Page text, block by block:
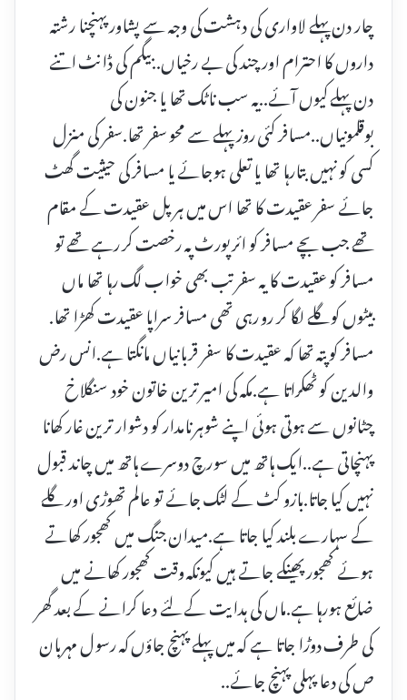
چار دن پہلے لاواری کی دہشت کی وجہ سے پشاور پہنچنا رشتہ
داروں کا احترام اور چند کی بے رخیاں..بیگم کی ڈانٹ اتنے
دن پہلے کیوں آئے..یہ سب ناٹک تھا یا جنون کی
بوقلمونیاں..مسافر کئی روز پہلے سے محو سفر تھا.سفر کی منزل
کسی کو نہیں بتارہا تھا یا تعلی ہوجائے یا مسافر کی حیثیت گھٹ
جائے سفر عقیدت کا تھا اس میں ہر پل عقیدت کے مقام
تھے جب بچے مسافر کو ائر پورٹ پہ رخصت کر رہے تھے تو
مسافر کو عقیدت کا یہ سفر تب بھی خواب لگ رہا تھا ماں
بیٹوں کو گلے لگا کر رو رہی تھی مسافر سراپا عقیدت کھڑا تھا.
مسافر کو پتہ تھا کہ عقیدت کا سفر قربانیاں مانگتا ہے.انس رض
والدین کو ٹھکراتا ہے.مکہ کی امیر ترین خاتون خود سنگلاخ
چٹانوں سے ہوتی ہوئی اپنے شوہر نامدار کو دشوار ترین غار کھانا
پہنچاتی ہے..ایک ہاتھ میں سورچ دوسرے ہاتھ میں چاند قبول
نہیں کیا جاتا.بازو کٹ کے لٹک جائے تو عالم تھوڑی اور گلے
کے سہارے بلند کیا جاتا ہے.میدان جنگ میں کھجور کھاتے
ہوئے کھجور پھینکے جاتے ہیں کیونکہ وقت کھجور کھانے میں
ضائع ہورہا ہے.ماں کی ہدایت کے لئے دعا کرانے کے بعد گھر
کی طرف دوڑا جاتا ہے کہ میں پہلے پہنچ جاؤں کہ رسول مہربان
ص کی دعا پہلی پہنچ جائے..